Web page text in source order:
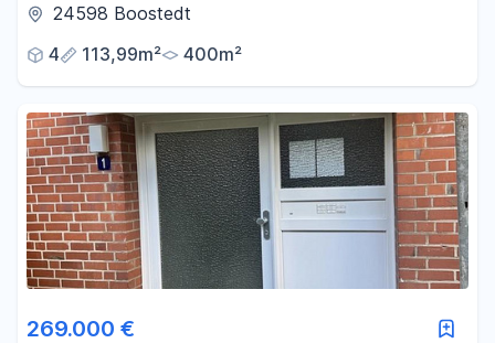
24598 Boostedt
4
113,99m² 400m²
269.000 €